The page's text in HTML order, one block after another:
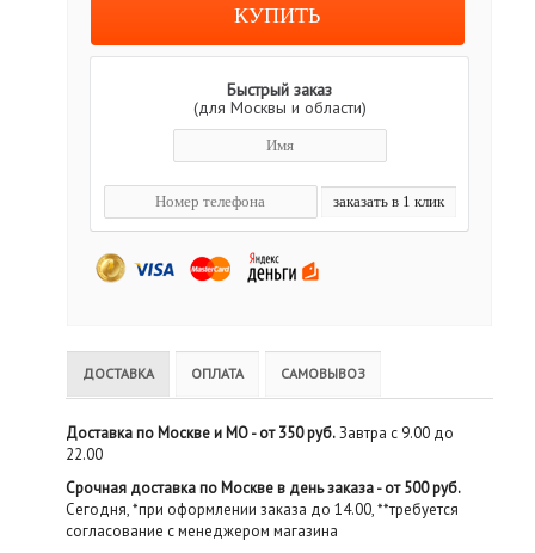
Быстрый заказ
(для Москвы и области)
ДОСТАВКА ОПЛАТА САМОВЫВОЗ
Доставка по Москве и МО - от 350 руб.Завтра с 9.00 до
22.00
Срочная доставка по Москве в день заказа - от 500 руб.
Сегодня, *при оформлении заказа до 14.00, **требуется
согласование с менеджером магазина